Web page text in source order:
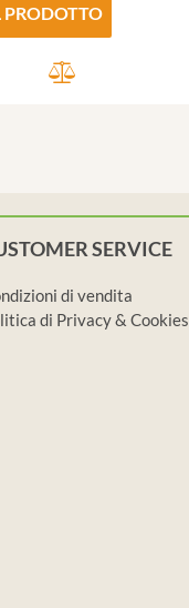
PRODOTTO
SERVICE
di vendita
di Privacy & Cookies